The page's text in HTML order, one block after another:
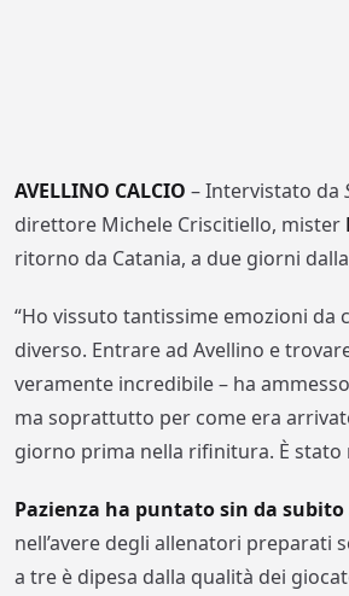
AVELLINO CALCIO – Intervistato da
direttore Michele Criscitiello, mister
ritorno da Catania, a due giorni
“Ho vissuto tantissime emozioni
diverso. Entrare ad Avellino e
veramente incredibile – ha
ma soprattutto per come era
giorno prima nella rifinitura. È
Pazienza ha puntato sin da subito
nell’avere degli allenatori preparati
a tre è dipesa dalla qualità dei